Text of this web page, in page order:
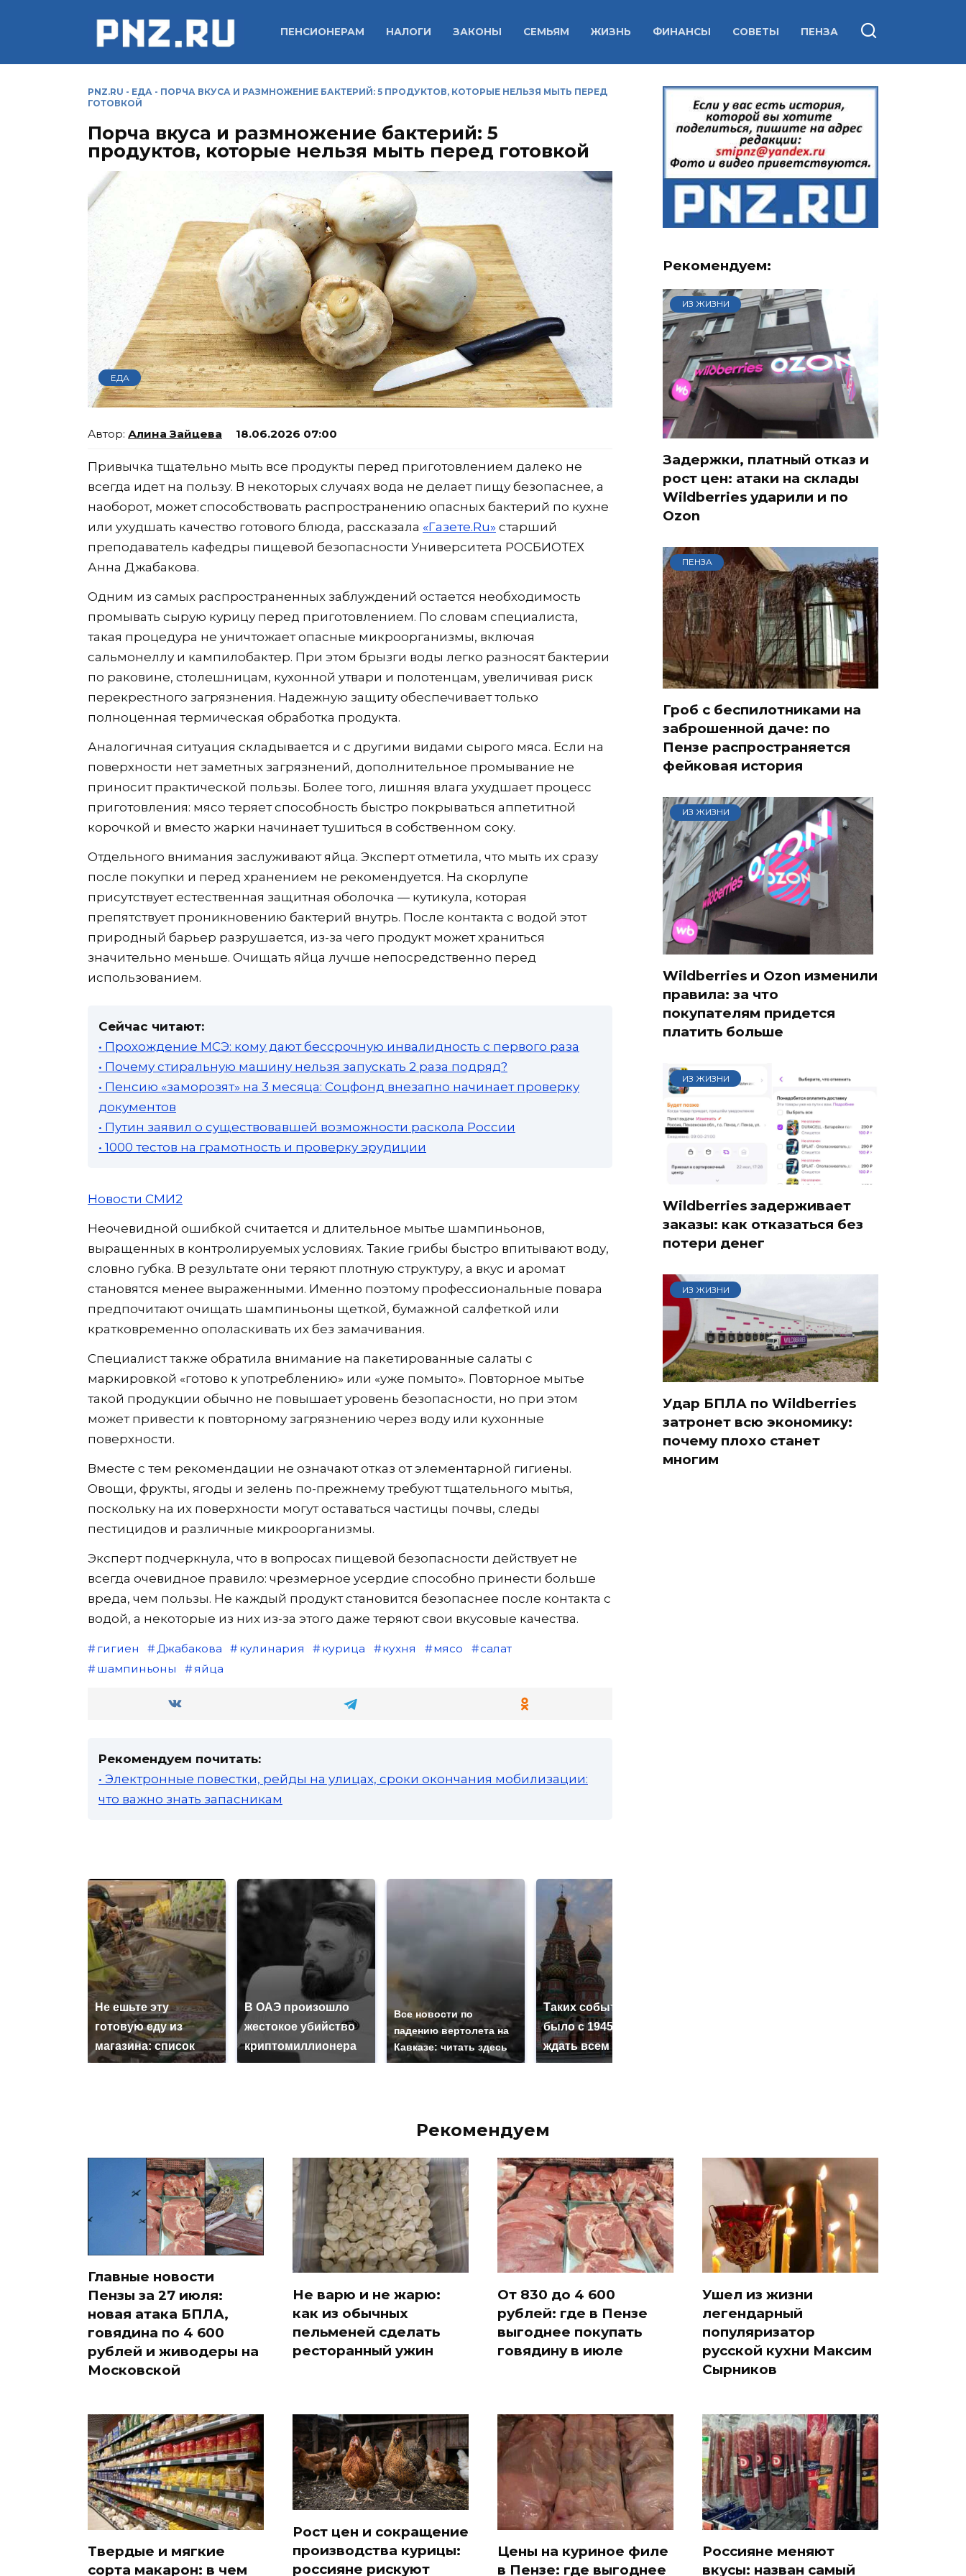
ПЕНСИОНЕРАМ НАЛОГИ ЗАКОНЫ СЕМЬЯМ ЖИЗНЬ ФИНАНСЫ СОВЕТЫ ПЕНЗА
PNZ.RU - ЕДА - ПОРЧА ВКУСА И РАЗМНОЖЕНИЕ БАКТЕРИЙ: 5 ПРОДУКТОВ, КОТОРЫЕ НЕЛЬЗЯ МЫТЬ ПЕРЕД
ГОТОВКОЙ
Порча вкуса и размножение бактерий: 5
продуктов, которые нельзя мыть перед готовкой
ЕДА
Алина Зайцева 18.06.2026 07:00
Привычка тщательно мыть все продукты перед приготовлением далеко не
всегда идет на пользу. В некоторых случаях вода не делает пищу безопаснее, а
наоборот, может способствовать распространению опасных бактерий по кухне
или ухудшать качество готового блюда, рассказала «Газете.Ru» старший
преподаватель кафедры пищевой безопасности Университета РОСБИОТЕХ
Анна Джабакова.
Одним из самых распространенных заблуждений остается необходимость
промывать сырую курицу перед приготовлением. По словам специалиста,
такая процедура не уничтожает опасные микроорганизмы, включая
сальмонеллу и кампилобактер. При этом брызги воды легко разносят бактерии
по раковине, столешницам, кухонной утвари и полотенцам, увеличивая риск
перекрестного загрязнения. Надежную защиту обеспечивает только
полноценная термическая обработка продукта.
Аналогичная ситуация складывается и с другими видами сырого мяса. Если на
поверхности нет заметных загрязнений, дополнительное промывание не
приносит практической пользы. Более того, лишняя влага ухудшает процесс
приготовления: мясо теряет способность быстро покрываться аппетитной
корочкой и вместо жарки начинает тушиться в собственном соку.
Отдельного внимания заслуживают яйца. Эксперт отметила, что мыть их сразу
после покупки и перед хранением не рекомендуется. На скорлупе
присутствует естественная защитная оболочка — кутикула, которая
препятствует проникновению бактерий внутрь. После контакта с водой этот
природный барьер разрушается, из-за чего продукт может храниться
значительно меньше. Очищать яйца лучше непосредственно перед
использованием.
Сейчас читают:
• Прохождение МСЭ: кому дают бессрочную инвалидность с первого раза
• Почему стиральную машину нельзя запускать 2 раза подряд?
• Пенсию «заморозят» на 3 месяца: Соцфонд внезапно начинает проверку
документов
• Путин заявил о существовавшей возможности раскола России
• 1000 тестов на грамотность и проверку эрудиции
Новости СМИ2
Неочевидной ошибкой считается и длительное мытье шампиньонов,
выращенных в контролируемых условиях. Такие грибы быстро впитывают воду,
словно губка. В результате они теряют плотную структуру, а вкус и аромат
становятся менее выраженными. Именно поэтому профессиональные повара
предпочитают очищать шампиньоны щеткой, бумажной салфеткой или
кратковременно ополаскивать их без замачивания.
Специалист также обратила внимание на пакетированные салаты с
маркировкой «готово к употреблению» или «уже помыто». Повторное мытье
такой продукции обычно не повышает уровень безопасности, но при этом
может привести к повторному загрязнению через воду или кухонные
поверхности.
Вместе с тем рекомендации не означают отказ от элементарной гигиены.
Овощи, фрукты, ягоды и зелень по-прежнему требуют тщательного мытья,
поскольку на их поверхности могут оставаться частицы почвы, следы
пестицидов и различные микроорганизмы.
Эксперт подчеркнула, что в вопросах пищевой безопасности действует не
всегда очевидное правило: чрезмерное усердие способно принести больше
вреда, чем пользы. Не каждый продукт становится безопаснее после контакта с
водой, а некоторые из них из-за этого даже теряют свои вкусовые качества.
гигиен Джабакова кулинария курица кухня мясо
салат
шампиньоны
яйца
Рекомендуем почитать:
• Электронные повестки, рейды на улицах, сроки окончания мобилизации:
что важно знать запасникам
Не ешьте эту
готовую еду из
магазина: список
В ОАЭ произошло
жестокое убийство
криптомиллионера
Все новости по
падению вертолета на
Кавказе: читать здесь
Таких событий не
было с 1945: чего
ждать всем нам?
Рекомендуем:
ИЗ ЖИЗНИ
Задержки, платный отказ и
рост цен: атаки на склады
Wildberries ударили и по
Ozon
ПЕНЗА
Гроб с беспилотниками на
заброшенной даче: по
Пензе распространяется
фейковая история
ИЗ ЖИЗНИ
Wildberries и Ozon изменили
правила: за что
покупателям придется
платить больше
ИЗ ЖИЗНИ
Wildberries задерживает
заказы: как отказаться без
потери денег
ИЗ ЖИЗНИ
Удар БПЛА по Wildberries
затронет всю экономику:
почему плохо станет
многим
Рекомендуем
Главные новости
Пензы за 27 июля:
новая атака БПЛА,
говядина по 4 600
рублей и живодеры на
Московской
Не варю и не жарю:
как из обычных
пельменей сделать
ресторанный ужин
От 830 до 4 600
рублей: где в Пензе
выгоднее покупать
говядину в июле
Ушел из жизни
легендарный
популяризатор
русской кухни Максим
Сырников
Твердые и мягкие
сорта макарон: в чем
Рост цен и сокращение
производства курицы:
россияне рискуют
Цены на куриное филе
в Пензе: где выгоднее
Россияне меняют
вкусы: назван самый